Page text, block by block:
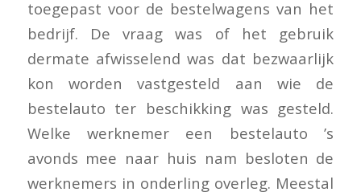
toegepast voor de bestelwagens van het
bedrijf. De vraag was of het gebruik
dermate afwisselend was dat bezwaarlijk
kon worden vastgesteld aan wie de
bestelauto ter beschikking was gesteld.
Welke werknemer een bestelauto ’s
avonds mee naar huis nam besloten de
werknemers in onderling overleg. Meestal